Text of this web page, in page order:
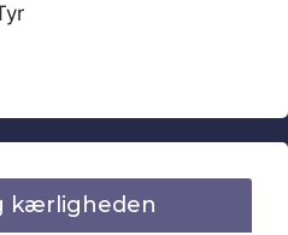
kærligheden